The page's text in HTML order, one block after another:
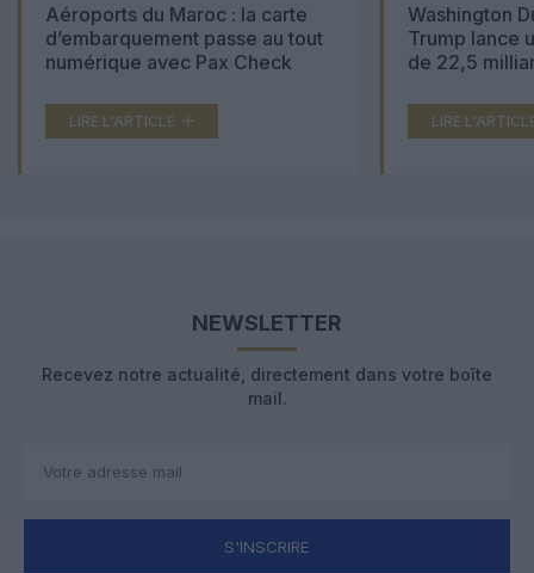
Aéroports du Maroc : la carte
d’embarquement passe au tout
numérique avec Pax Check
LIRE L'ARTICLE
Washington
Trump lance
de 22,5
LIRE
NEWSLETTER
Recevez notre actualité, directement dans votre boîte
mail.
S'INSCRIRE